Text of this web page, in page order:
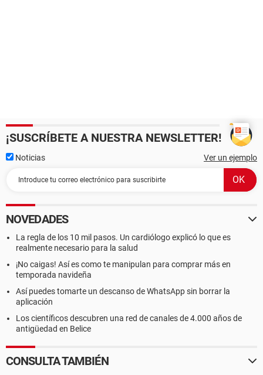
¡SUSCRÍBETE A NUESTRA NEWSLETTER!
Noticias Ver un ejemplo
NOVEDADES
La regla de los 10 mil pasos. Un cardiólogo explicó lo que es
realmente necesario para la salud
¡No caigas! Así es como te manipulan para comprar más en
temporada navideña
Así puedes tomarte un descanso de WhatsApp sin borrar la
aplicación
Los científicos descubren una red de canales de 4.000 años de
antigüedad en Belice
CONSULTA TAMBIÉN